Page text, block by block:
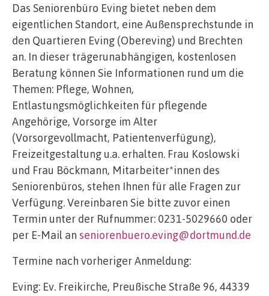
Das Seniorenbüro Eving bietet neben dem
eigentlichen Standort, eine Außensprechstunde in
den Quartieren Eving (Obereving) und Brechten
an. In dieser trägerunabhängigen, kostenlosen
Beratung können Sie Informationen rund um die
Themen: Pflege, Wohnen,
Entlastungsmöglichkeiten für pflegende
Angehörige, Vorsorge im Alter
(Vorsorgevollmacht, Patientenverfügung),
Freizeitgestaltung u.a. erhalten. Frau Koslowski
und Frau Böckmann, Mitarbeiter*innen des
Seniorenbüros, stehen Ihnen für alle Fragen zur
Verfügung. Vereinbaren Sie bitte zuvor einen
Termin unter der Rufnummer: 0231-5029660 oder
per E-Mail an seniorenbuero.eving@dortmund.de
Termine nach vorheriger Anmeldung:
Eving: Ev. Freikirche, Preußische Straße 96, 44339